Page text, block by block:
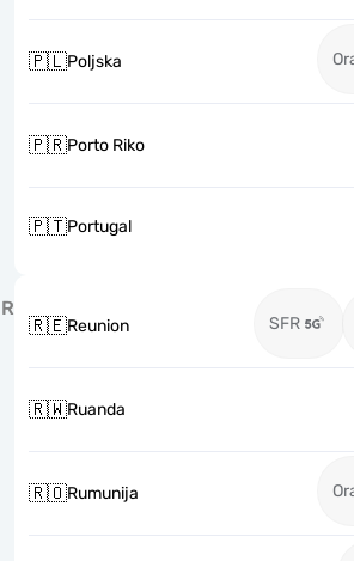
🇵🇱Poljska
🇵🇷Porto Riko
🇵🇹Portugal
R
🇷🇪Reunion SFR
🇷🇼Ruanda
🇷🇴Rumunija